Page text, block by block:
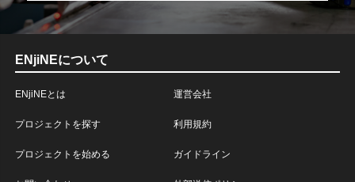
ENjiNEについて
ENjiNEとは
プロジェクトを探す
プロジェクトを始める
運営会社
利用規約
ガイドライン